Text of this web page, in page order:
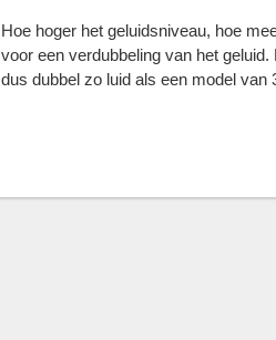
Hoe hoger het geluidsniveau, hoe
voor een verdubbeling van het
dus dubbel zo luid als een model van